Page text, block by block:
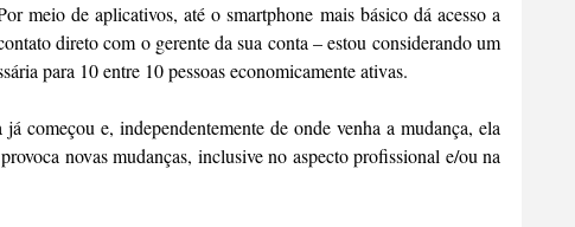
meio de aplicativos, até o smartphone mais básico dá acesso a
direto com o gerente da sua conta – estou considerando um
para 10 entre 10 pessoas economicamente ativas.
começou e, independentemente de onde venha a mudança, ela
novas mudanças, inclusive no aspecto profissional e/ou na